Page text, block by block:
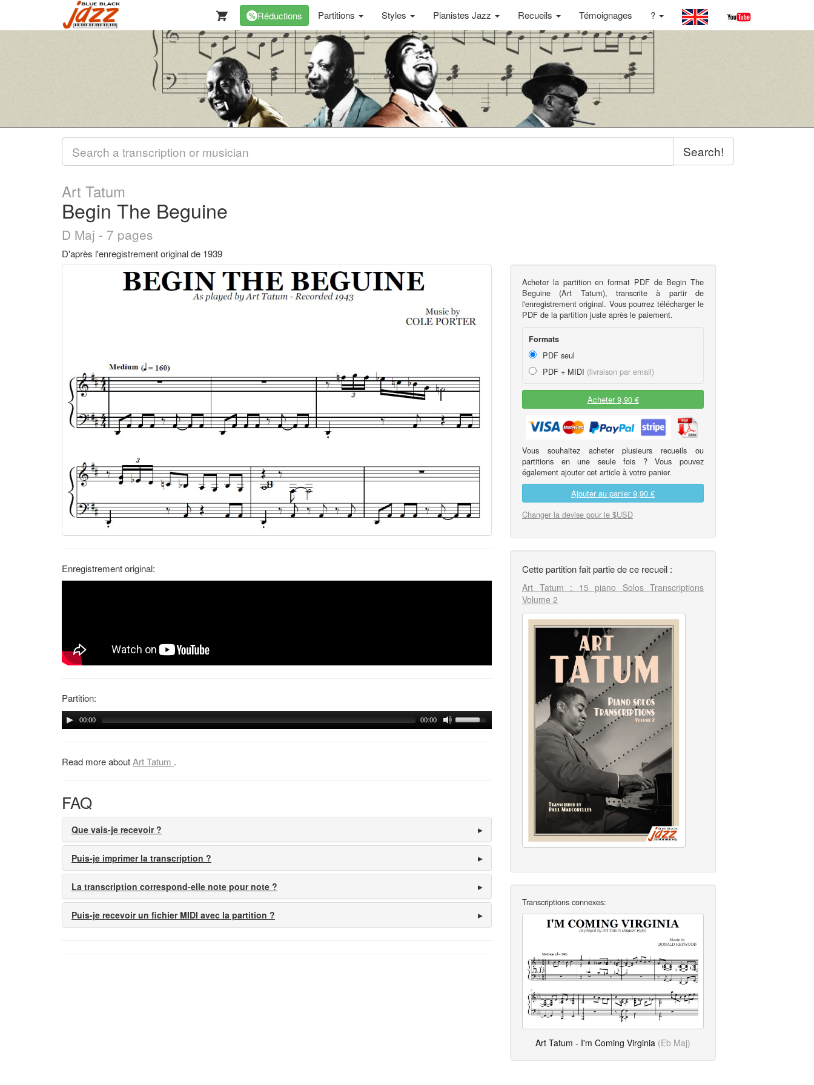
% Réductions Partitions Styles Pianistes Jazz Recueils Témoignages ?
Search!
Art Tatum
Begin The Beguine
D Maj - 7 pages
D'après l'enregistrement original de 1939
Enregistrement original:
Partition:
00:00 00:00
Read more aboutArt Tatum .
FAQ
Que vais-je recevoir ?
Puis-je imprimer la transcription ?
La transcription correspond-elle note pour note ?
Puis-je recevoir un fichier MIDI avec la partition ?
Acheter la partition en format PDF de Begin The
Beguine (Art Tatum), transcrite à partir de
l'enregistrement original. Vous pourrez télécharger le
PDF de la partition juste après le paiement.
Formats
PDF seul
PDF + MIDI (livraison par email)
Acheter 9,90 €
Vous souhaitez acheter plusieurs recueils ou
partitions en une seule fois ? Vous pouvez
également ajouter cet article à votre panier.
Ajouter au panier9,90 €
Changer la devise pour le $USD
Cette partition fait partie de ce recueil :
Art Tatum : 15 piano Solos Transcriptions
Volume 2
Transcriptions connexes:
Art Tatum - I'm Coming Virginia (Eb Maj)